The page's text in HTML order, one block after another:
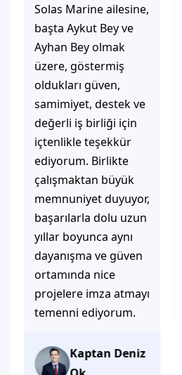
Solas Marine ile
çalıştığınızda,
işlerinin gerçekten
çözüm üretmeye
odaklı olduğunu
hemen fark
ediyorsunuz.
İhtiyaçlarınıza hızlı ve
doğru çözümler
sunmaya çalışıyorlar.
Müşteri
memnuniyetini ön
planda tutan
yaklaşımları, ilgili
iletişimleri ve
güvenilir hizmet
anlayışları sayesinde
başarılı bir ekip
olduklarını